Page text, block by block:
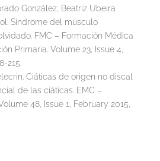
González, Beatriz Ubeira
Síndrome del músculo
FMC – Formación Médica
Primaria. Volume 23, Issue 4,
215.
Ciáticas de origen no discal
de las ciáticas. EMC –
48, Issue 1, February 2015,